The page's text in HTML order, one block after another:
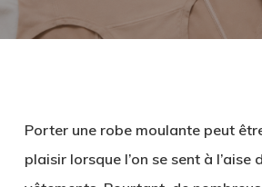
Porter une robe moulante peut
plaisir lorsque l’on se sent à l’aise